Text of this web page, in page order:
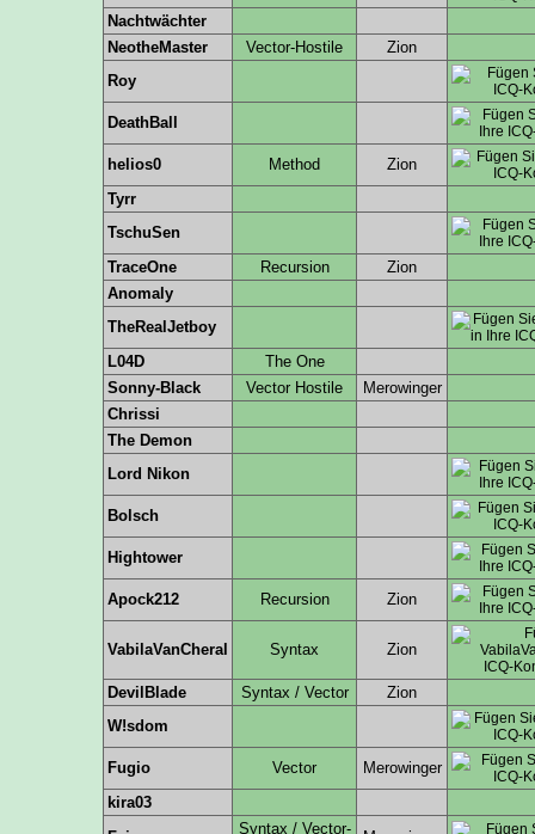
Nachtwächter
NeotheMaster
Vector-Hostile
Zion
Roy
DeathBall
helios0 Method
Zion
Tyrr
TschuSen
TraceOne
Recursion
Zion
Anomaly
TheRealJetboy
L04D
The One
Sonny-Black
Vector Hostile
Merowinger
Chrissi
The Demon
Lord Nikon
Bolsch
Hightower
Apock212 Recursion Zion
VabilaVanCheral Syntax Zion
DevilBlade Syntax / Vector
Zion
W!sdom
Fugio Vector
Merowinger
kira03
Syntax / Vector-